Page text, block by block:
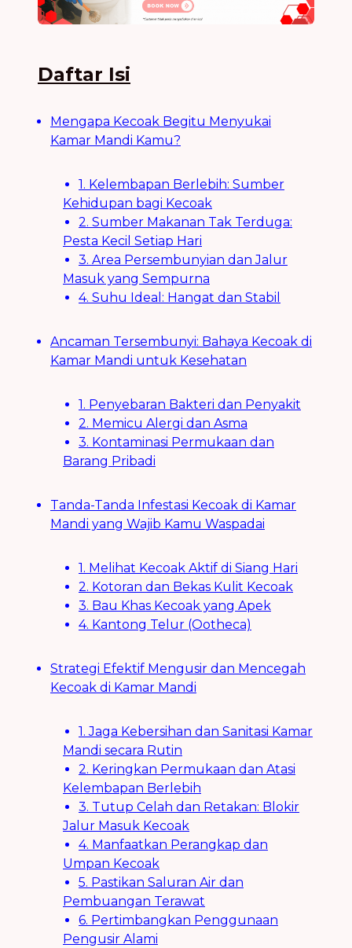
Daftar Isi
Mengapa Kecoak Begitu Menyukai
Kamar Mandi Kamu?
1. Kelembapan Berlebih: Sumber
Kehidupan bagi Kecoak
2. Sumber Makanan Tak Terduga:
Pesta Kecil Setiap Hari
3. Area Persembunyian dan Jalur
Masuk yang Sempurna
4. Suhu Ideal: Hangat dan Stabil
Ancaman Tersembunyi: Bahaya Kecoak di
Kamar Mandi untuk Kesehatan
1. Penyebaran Bakteri dan Penyakit
2. Memicu Alergi dan Asma
3. Kontaminasi Permukaan dan
Barang Pribadi
Tanda-Tanda Infestasi Kecoak di Kamar
Mandi yang Wajib Kamu Waspadai
1. Melihat Kecoak Aktif di Siang Hari
2. Kotoran dan Bekas Kulit Kecoak
3. Bau Khas Kecoak yang Apek
4. Kantong Telur (Ootheca)
Strategi Efektif Mengusir dan Mencegah
Kecoak di Kamar Mandi
1. Jaga Kebersihan dan Sanitasi Kamar
Mandi secara Rutin
2. Keringkan Permukaan dan Atasi
Kelembapan Berlebih
3. Tutup Celah dan Retakan: Blokir
Jalur Masuk Kecoak
4. Manfaatkan Perangkap dan
Umpan Kecoak
5. Pastikan Saluran Air dan
Pembuangan Terawat
6. Pertimbangkan Penggunaan
Pengusir Alami